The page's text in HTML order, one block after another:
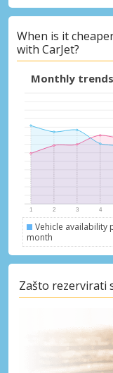
When is it
with CarJet?
Monthly
Vehicle availability
month
Zašto rezervirati